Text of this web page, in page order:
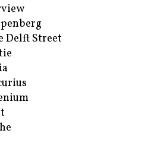
Delft Street